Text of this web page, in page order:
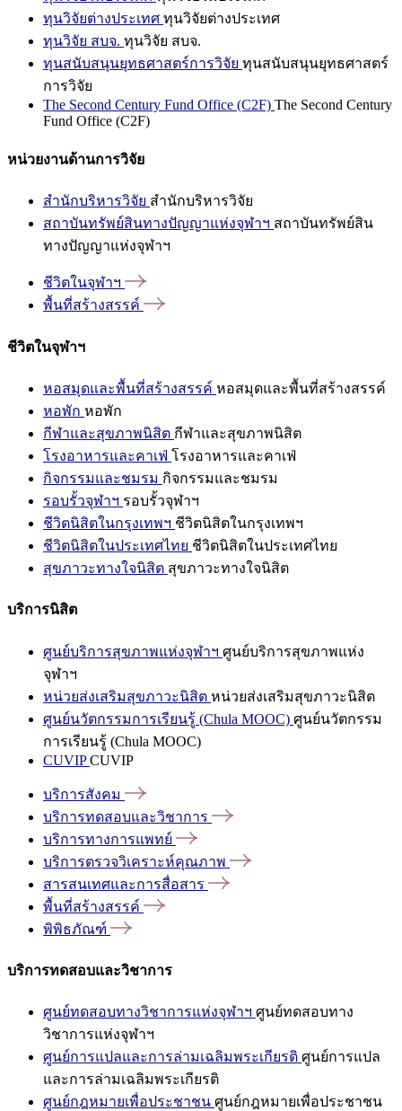
ทุนวิจัยต่างประเทศ ทุนวิจัยต่างประเทศ
ทุนวิจัย สบจ. ทุนวิจัย สบจ.
ทุนสนับสนุนยุทธศาสตร์การวิจัย ทุนสนับสนุนยุทธศาสตร์
การวิจัย
The Second Century Fund Office (C2F) The Second Century
Fund Office (C2F)
หน่วยงานด้านการวิจัย
สำนักบริหารวิจัย สำนักบริหารวิจัย
สถาบันทรัพย์สินทางปัญญาแห่งจุฬาฯ สถาบันทรัพย์สิน
ทางปัญญาแห่งจุฬาฯ
ชีวิตในจุฬาฯ
พื้นที่สร้างสรรค์
ชีวิตในจุฬาฯ
หอสมุดและพื้นที่สร้างสรรค์ หอสมุดและพื้นที่สร้างสรรค์
หอพัก หอพัก
กีฬาและสุขภาพนิสิต กีฬาและสุขภาพนิสิต
โรงอาหารและคาเฟ่ โรงอาหารและคาเฟ่
กิจกรรมและชมรม กิจกรรมและชมรม
รอบรั้วจุฬาฯ รอบรั้วจุฬาฯ
ชีวิตนิสิตในกรุงเทพฯ ชีวิตนิสิตในกรุงเทพฯ
ชีวิตนิสิตในประเทศไทย ชีวิตนิสิตในประเทศไทย
สุขภาวะทางใจนิสิต สุขภาวะทางใจนิสิต
บริการนิสิต
ศูนย์บริการสุขภาพแห่งจุฬาฯ ศูนย์บริการสุขภาพแห่ง
จุฬาฯ
หน่วยส่งเสริมสุขภาวะนิสิต หน่วยส่งเสริมสุขภาวะนิสิต
ศูนย์นวัตกรรมการเรียนรู้ (Chula MOOC) ศูนย์นวัตกรรม
การเรียนรู้ (Chula MOOC)
CUVIPCUVIP
บริการสังคม
บริการทดสอบและวิชาการ
บริการทางการแพทย์
บริการตรวจวิเคราะห์คุณภาพ
สารสนเทศและการสื่อสาร
พื้นที่สร้างสรรค์
พิพิธภัณฑ์
บริการทดสอบและวิชาการ
ศูนย์ทดสอบทางวิชาการแห่งจุฬาฯ ศูนย์ทดสอบทาง
วิชาการแห่งจุฬาฯ
ศูนย์การแปลและการล่ามเฉลิมพระเกียรติ ศูนย์การแปล
และการล่ามเฉลิมพระเกียรติ
ศูนย์กฎหมายเพื่อประชาชน ศูนย์กฎหมายเพื่อประชาชน